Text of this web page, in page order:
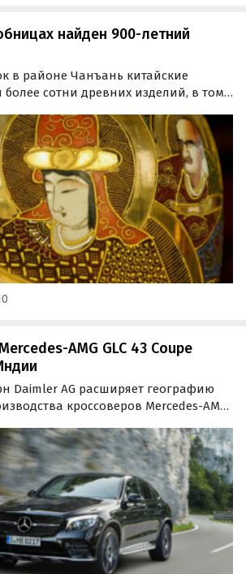
найден 900-летний
в районе Чанъань китайские
сотни древних изделий, в том
AMG GLC 43 Coupe
Daimler AG расширяет географию
кроссоверов Mercedes-AMG
штат Махараштра), сообщает
Wire.